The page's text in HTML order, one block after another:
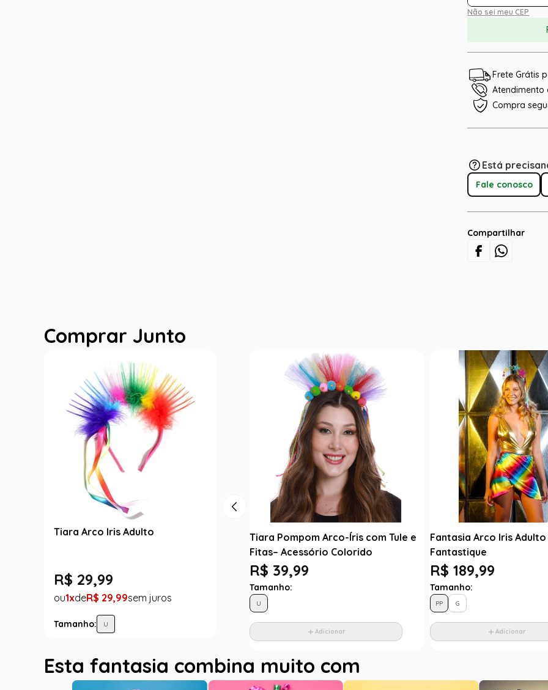
Não sei meu CEP
Frete Grátis
Atendimento
Compra
Está
Fale conosco
Compartilhar
Comprar Junto
Tiara Arco Iris Adulto
R$ 29,99
1 R$ 29,99
Tamanho: U
Tiara Pompom Arco-Íris com Tule e
Fitas– Acessório Colorido
R$ 39,99
Tamanho:
U
Adicionar
Fantasia Arco Iris
Fantastique
R$ 189,99
Tamanho:
PP G
Adicionar
Esta fantasia combina muito com